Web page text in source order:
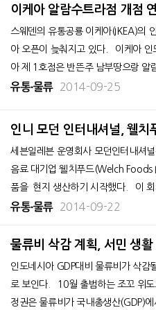
경쟁력을 높이겠다는 전략이다. 9월
9%였다. 수출관세는 재무장관령
이케아 알람수트라점 개점
스웨덴의 유통공룡 이케아(IKEA)의
아 오픈이 늦춰지고 있다. 이케아 인도네시
아 제 1호점은 반뜬주 남부땅으랑 알
라점으로 당초 9월 18일 개점을 계획
매기 이케아 인도네시아 총괄매니저
유통∙물류 2014-09-25
인니 모던 인터내셔널, 웰치
세븐일레븐 운영회사 모던인터내셔
음료 대기업 웰치푸드(Welch Foods
품을 현지 생산하기 시작했다. 이 회사는 연
간 생산능력 500만개의 공장을 신설하
븐일레븐 등 소매점에 공급하고 있다.
는 웰치 제품이 전체 매출에서 차지하
이 10%를 넘을 것으로
유통∙물류 2014-09-22
물류비 삭감 계획, 서민 생활
인도네시아 GDP대비 물류비가 삭감
로 보인다. 10월 출범하는 조꼬 위도도 차기
정권은 물류비가 국내총생산(GDP)에